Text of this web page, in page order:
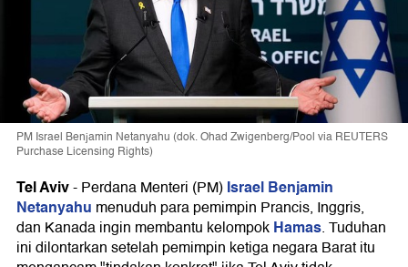
PM Israel Benjamin Netanyahu (dok. Ohad Zwigenberg/Pool via REUTERS
Purchase Licensing Rights)
Tel Aviv-Perdana Menteri (PM)IsraelBenjamin
Netanyahu menuduh para pemimpin Prancis, Inggris,
dan Kanada ingin membantu kelompokHamas. Tuduhan
ini dilontarkan setelah pemimpin ketiga negara Barat itu